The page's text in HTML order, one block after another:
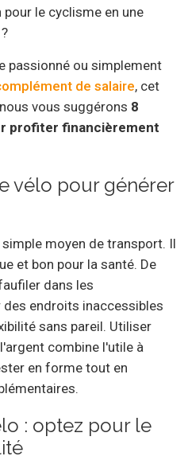
le cyclisme en une
passionné ou simplement
de salaire, cet
vous suggérons 8
profiter financièrement
vélo pour générer
moyen de transport. Il
et bon pour la santé. De
dans les
endroits inaccessibles
sans pareil. Utiliser
combine l'utile à
en forme tout en
: optez pour le